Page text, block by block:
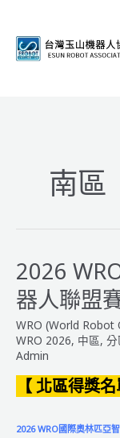
南區
2026
器人聯盟
WRO (World Robot
WRO 2026, 中區, 分
Admin
【 北區得獎名
2026 WRO國際奧林匹亞